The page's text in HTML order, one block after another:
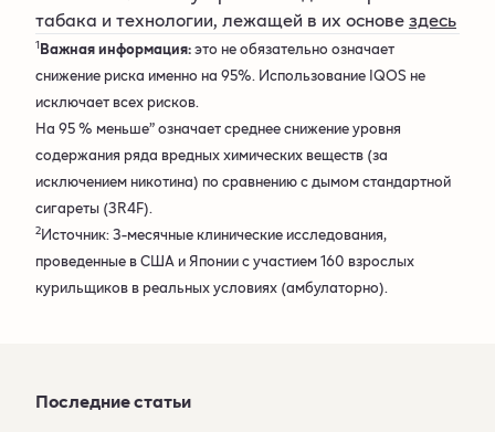
табака и технологии, лежащей в их основездесь
1Важная информация:это не обязательно означает
снижение риска именно на 95%. Использование IQOS не
исключает всех рисков.
На 95 % меньше” означает среднее снижение уровня
содержания ряда вредных химических веществ (за
исключением никотина) по сравнению с дымом стандартной
сигареты (3R4F).
2Источник: 3-месячные клинические исследования,
проведенные в США и Японии с участием 160 взрослых
курильщиков в реальных условиях (амбулаторно).
Последние статьи